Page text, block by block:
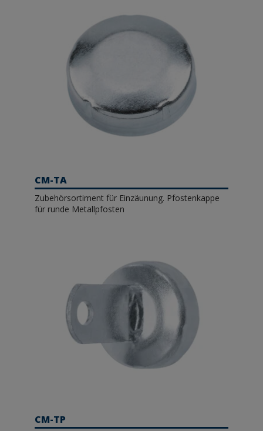
CM-TA
Zubehörsortiment für Einzäunung. Pfostenkappe
für runde Metallpfosten
CM-TP